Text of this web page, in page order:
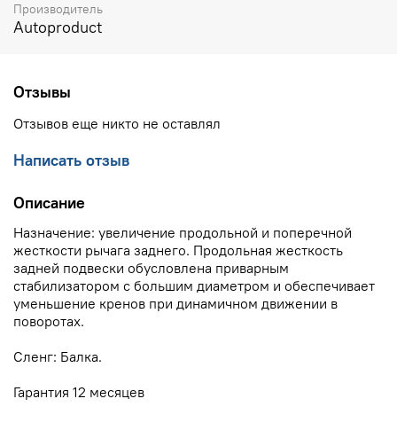
Производитель
Autoproduct
Отзывы
Отзывов еще никто не оставлял
Написать отзыв
Описание
Назначение: увеличение продольной и поперечной
жесткости рычага заднего. Продольная жесткость
задней подвески обусловлена приварным
стабилизатором с большим диаметром и обеспечивает
уменьшение кренов при динамичном движении в
поворотах.
Сленг: Балка.
Гарантия 12 месяцев